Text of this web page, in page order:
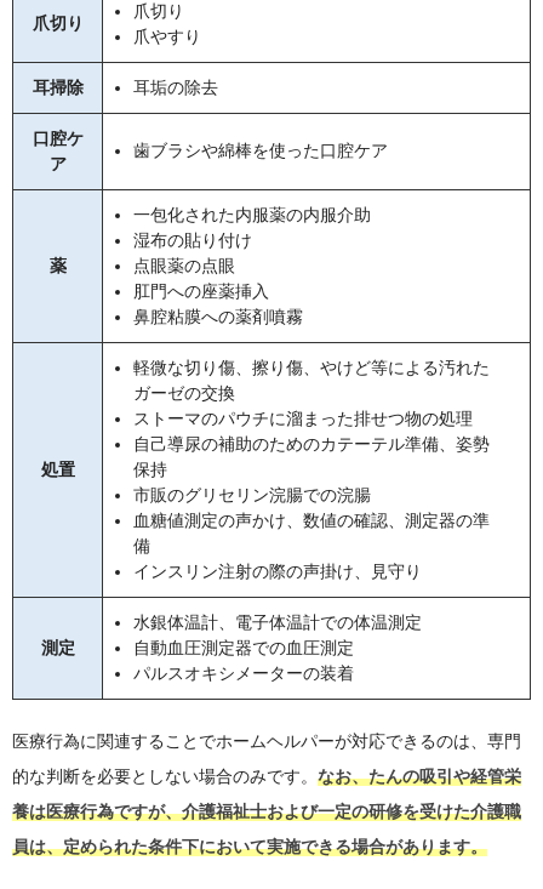
爪切り
爪切り
爪やすり
耳掃除 耳垢の除去
口腔ケ
ア
歯ブラシや綿棒を使った口腔ケア
薬
一包化された内服薬の内服介助
湿布の貼り付け
点眼薬の点眼
肛門への座薬挿入
鼻腔粘膜への薬剤噴霧
処置
軽微な切り傷、擦り傷、やけど等による汚れた
ガーゼの交換
ストーマのパウチに溜まった排せつ物の処理
自己導尿の補助のためのカテーテル準備、姿勢
保持
市販のグリセリン浣腸での浣腸
血糖値測定の声かけ、数値の確認、測定器の準
備
インスリン注射の際の声掛け、見守り
測定
水銀体温計、電子体温計での体温測定
自動血圧測定器での血圧測定
パルスオキシメーターの装着
医療行為に関連することでホームヘルパーが対応できるのは、専門
的な判断を必要としない場合のみです。 なお、たんの吸引や経管栄
養は医療行為ですが、介護福祉士および一定の研修を受けた介護職
員は、定められた条件下において実施できる場合があります。